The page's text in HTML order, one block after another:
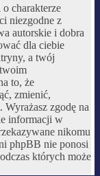
charakterze
niezgodne z
autorskie i dobra
dla ciebie
a twój
to, że
zmienić,
zgodę na
informacji w
nikomu
phpBB nie ponosi
których może